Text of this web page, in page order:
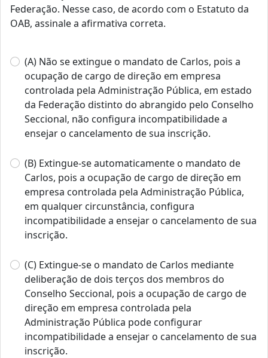
Federação. Nesse caso, de acordo com o Estatuto da
OAB, assinale a afirmativa correta.
(A) Não se extingue o mandato de Carlos, pois a
ocupação de cargo de direção em empresa
controlada pela Administração Pública, em estado
da Federação distinto do abrangido pelo Conselho
Seccional, não configura incompatibilidade a
ensejar o cancelamento de sua inscrição.
(B) Extingue-se automaticamente o mandato de
Carlos, pois a ocupação de cargo de direção em
empresa controlada pela Administração Pública,
em qualquer circunstância, configura
incompatibilidade a ensejar o cancelamento de sua
inscrição.
(C) Extingue-se o mandato de Carlos mediante
deliberação de dois terços dos membros do
Conselho Seccional, pois a ocupação de cargo de
direção em empresa controlada pela
Administração Pública pode configurar
incompatibilidade a ensejar o cancelamento de sua
inscrição.